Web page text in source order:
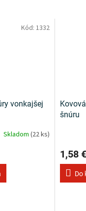
vonkajšej
Skladom(22 ks)
Kód:1332
šnúru
1,58 €
Do